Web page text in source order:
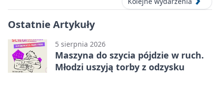
Ostatnie Artykuły
5 sierpnia 2026
Maszyna do szycia pójdzie w ruch.
Młodzi uszyją torby z odzysku